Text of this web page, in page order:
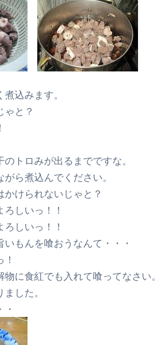
込みます。
ゃと？
のトロみが出るまでですな。
ら煮込んでください。
かけられないじゃと？
ろしいっ！！
しいっ！！
もんを喰おうなんて・・・
物に食紅でも入れて喰ってなさい。
した。